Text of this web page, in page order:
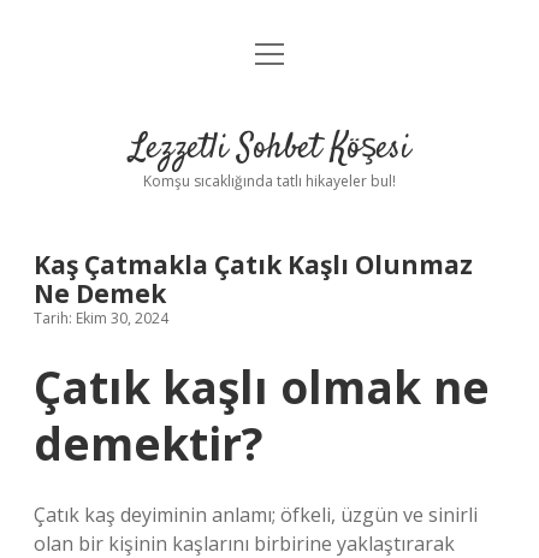
Anasayfa
Yasal Uyarı
menüyü
Lezzetli Sohbet Köşesi
Komşu sıcaklığında tatlı hikayeler bul!
Kaş Çatmakla Çatık Kaşlı Olunmaz
Ne Demek
Tarih: Ekim 30, 2024
Çatık kaşlı olmak ne
demektir?
Çatık kaş deyiminin anlamı; öfkeli, üzgün ve sinirli
olan bir kişinin kaşlarını birbirine yaklaştırarak